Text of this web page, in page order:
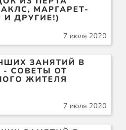
МАРГАРЕТ-
И ДРУГИЕ!)
7 июля 2020
ЗАНЯТИЙ В
- СОВЕТЫ ОТ
ЖИТЕЛЯ
7 июля 2020